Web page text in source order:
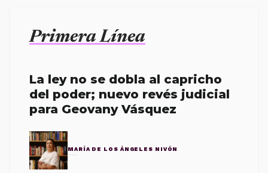
Primera Línea
La ley no se dobla al capricho
del poder; nuevo revés judicial
para Geovany Vásquez
MARÍA DE LOS ÁNGELES NIVÓN